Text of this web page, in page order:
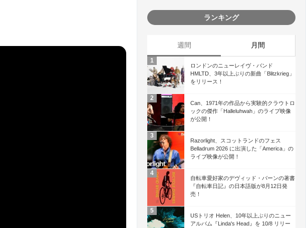
ランキング
週間 月間
ロンドンのニューレイヴ・バンド
HMLTD、3年以上ぶりの新曲「Blitzkrieg」
をリリース！
Can、1971年の作品から実験的クラウトロ
ックの傑作「Halleluhwah」のライブ映像
が公開！
Razorlight、スコットランドのフェス
Belladrum 2026 に出演した「America」の
ライブ映像が公開！
自転車愛好家のデヴィッド・バーンの著書
『自転車日記』の日本語版が8月12日発
売！
USトリオ Helen、10年以上ぶりのニュー
アルバム『Linda's Head』を 10/8 リリー